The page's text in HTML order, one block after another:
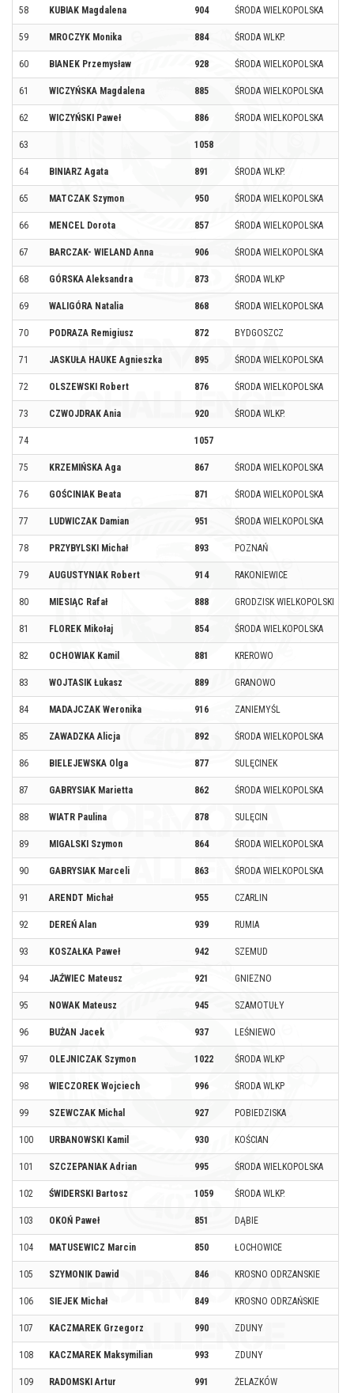
58 KUBIAK Magdalena 904 ŚRODA WIELKOPOLSKA
59 MROCZYK Monika 884 ŚRODA WLKP.
60 BIANEK Przemysław 928 ŚRODA WIELKOPOLSKA
61 WICZYŃSKA Magdalena 885 ŚRODA WIELKOPOLSKA
62 WICZYŃSKI Paweł 886 ŚRODA WIELKOPOLSKA
63 1058
64 BINIARZ Agata 891 ŚRODA WLKP.
65 MATCZAK Szymon 950 ŚRODA WIELKOPOLSKA
66 MENCEL Dorota 857 ŚRODA WIELKOPOLSKA
67 BARCZAK- WIELAND Anna 906 ŚRODA WIELKOPOLSKA
68 GÓRSKA Aleksandra 873 ŚRODA WLKP
69 WALIGÓRA Natalia 868 ŚRODA WIELKOPOLSKA
70 PODRAZA Remigiusz 872 BYDGOSZCZ
71 JASKUŁA HAUKE Agnieszka 895 ŚRODA WIELKOPOLSKA
72 OLSZEWSKI Robert 876 ŚRODA WIELKOPOLSKA
73 CZWOJDRAK Ania 920 ŚRODA WLKP.
74 1057
75 KRZEMIŃSKA Aga 867 ŚRODA WIELKOPOLSKA
76 GOŚCINIAK Beata 871 ŚRODA WIELKOPOLSKA
77 LUDWICZAK Damian 951 ŚRODA WIELKOPOLSKA
78 PRZYBYLSKI Michał 893 POZNAŃ
79 AUGUSTYNIAK Robert 914 RAKONIEWICE
80 MIESIĄC Rafał 888 GRODZISK WIELKOPOLSKI
81 FLOREK Mikołaj 854 ŚRODA WIELKOPOLSKA
82 OCHOWIAK Kamil 881 KREROWO
83 WOJTASIK Łukasz 889 GRANOWO
84 MADAJCZAK Weronika 916 ZANIEMYŚL
85 ZAWADZKA Alicja 892 ŚRODA WIELKOPOLSKA
86 BIELEJEWSKA Olga 877 SULĘCINEK
87 GABRYSIAK Marietta 862 ŚRODA WIELKOPOLSKA
88 WIATR Paulina 878 SULĘCIN
89 MIGALSKI Szymon 864 ŚRODA WIELKOPOLSKA
90 GABRYSIAK Marceli 863 ŚRODA WIELKOPOLSKA
91 ARENDT Michał 955 CZARLIN
92 DEREŃ Alan 939 RUMIA
93 KOSZAŁKA Paweł 942 SZEMUD
94 JAŹWIEC Mateusz 921 GNIEZNO
95 NOWAK Mateusz 945 SZAMOTUŁY
96 BUŻAN Jacek 937 LEŚNIEWO
97 OLEJNICZAK Szymon 1022 ŚRODA WLKP
98 WIECZOREK Wojciech 996 ŚRODA WLKP
99 SZEWCZAK Michal 927 POBIEDZISKA
100 URBANOWSKI Kamil 930 KOŚCIAN
101 SZCZEPANIAK Adrian 995 ŚRODA WIELKOPOLSKA
102 ŚWIDERSKI Bartosz 1059 ŚRODA WLKP.
103 OKOŃ Paweł 851 DĄBIE
104 MATUSEWICZ Marcin 850 ŁOCHOWICE
105 SZYMONIK Dawid 846 KROSNO ODRZANSKIE
106 SIEJEK Michał 849 KROSNO ODRZAŃSKIE
107 KACZMAREK Grzegorz 990 ZDUNY
108 KACZMAREK Maksymilian 993 ZDUNY
109 RADOMSKI Artur 991 ŻELAZKÓW